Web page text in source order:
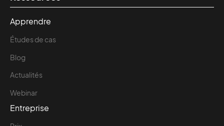
Apprendre
Études de cas
Blog
Actualités
Webinar
Entreprise